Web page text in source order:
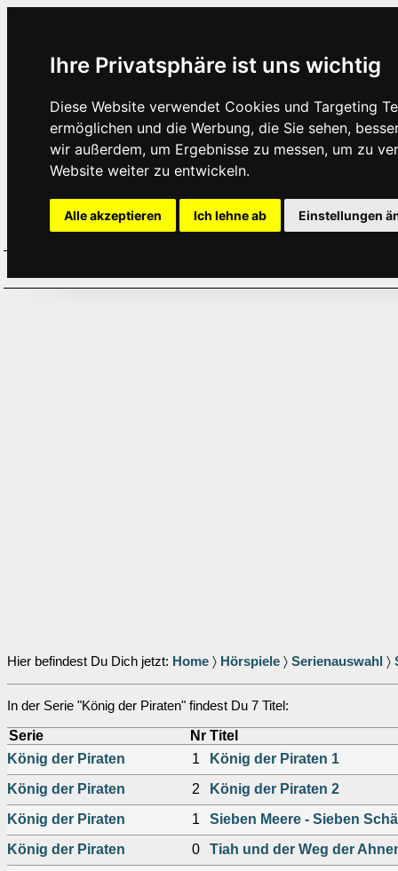
Ihre Privatsphäre ist uns wichtig
Diese Website verwendet Cookies und Targeting
ermöglichen und die Werbung, die Sie sehen,
wir außerdem, um Ergebnisse zu messen, um zu
Website weiter zu entwickeln.
Alle akzeptieren Ich lehne ab Einstellungen
Hier befindest Du Dich jetzt: Home 〉 Hörspiele 〉 Serienauswahl 〉
In der Serie "König der Piraten" findest Du 7 Titel:
Serie Nr Titel
König der Piraten
1
König der Piraten 1
König der Piraten
2
König der Piraten 2
König der Piraten
1
Sieben Meere - Sieben
König der Piraten
0
Tiah und der Weg der